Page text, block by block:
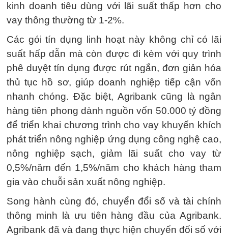
kinh doanh tiêu dùng với lãi suất thấp hơn cho
vay thông thường từ 1-2%.
Các gói tín dụng linh hoạt này không chỉ có lãi
suất hấp dẫn mà còn được đi kèm với quy trình
phê duyệt tín dụng được rút ngắn, đơn giản hóa
thủ tục hồ sơ, giúp doanh nghiệp tiếp cận vốn
nhanh chóng. Đặc biệt, Agribank cũng là ngân
hàng tiên phong dành nguồn vốn 50.000 tỷ đồng
để triển khai chương trình cho vay khuyến khích
phát triển nông nghiệp ứng dụng công nghệ cao,
nông nghiệp sạch, giảm lãi suất cho vay từ
0,5%/năm đến 1,5%/năm cho khách hàng tham
gia vào chuỗi sản xuất nông nghiệp.
Song hành cùng đó, chuyển đổi số và tài chính
thông minh là ưu tiên hàng đầu của Agribank.
Agribank đã và đang thực hiện chuyển đổi số với